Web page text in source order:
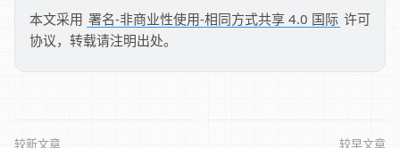
本文采用 署名-非商业性使用-相同方式共享 4.0 国际 许可
协议，转载请注明出处。
较新文章 较早文章